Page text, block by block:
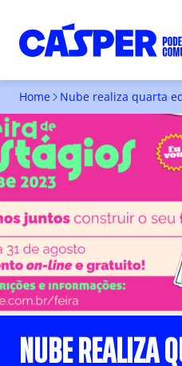
Home Nube realiza quarta
NUBE REALIZA